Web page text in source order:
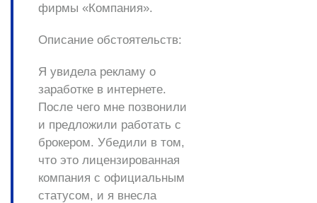
фирмы «Компания».
Описание обстоятельств:
Я увидела рекламу о
заработке в интернете.
После чего мне позвонили
и предложили работать с
брокером. Убедили в том,
что это лицензированная
компания с официальным
статусом, и я внесла